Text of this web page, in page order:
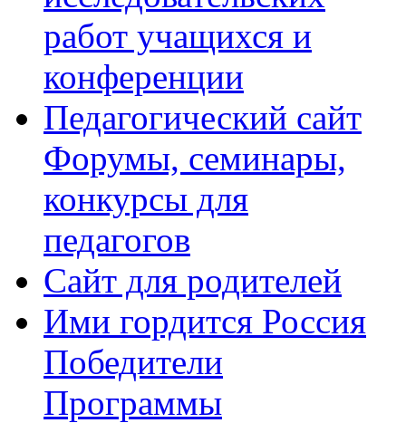
работ учащихся и
конференции
Педагогический сайт
Форумы, семинары,
конкурсы для
педагогов
Сайт для родителей
Ими гордится Россия
Победители
Программы